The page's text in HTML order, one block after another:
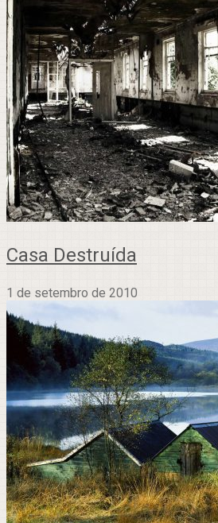
Casa Destruída
1 de setembro de 2010